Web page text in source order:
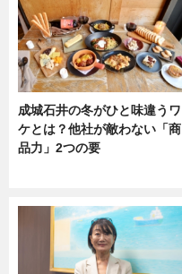
成城石井の冬がひと味違うワ
ケとは？他社が敵わない「商
品力」2つの要